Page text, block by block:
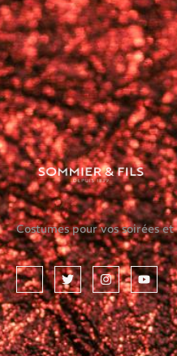
Costumes pour vos soirées